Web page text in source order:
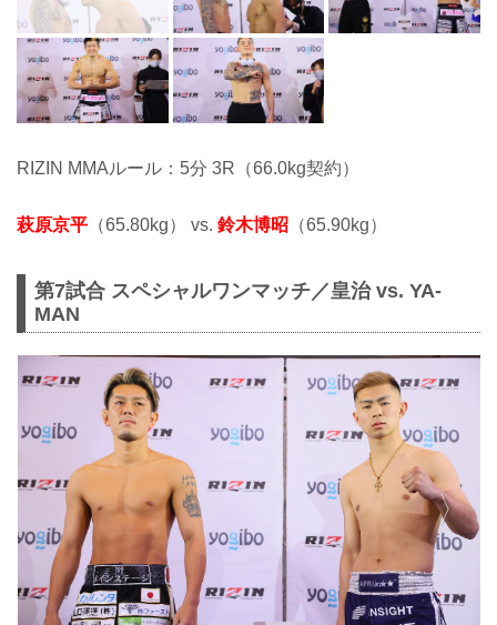
RIZIN MMAルール：5分 3R（66.0kg契約）
萩原京平 （65.80kg） vs. 鈴木博昭 （65.90kg）
第7試合 スペシャルワンマッチ／皇治 vs. YA-
MAN